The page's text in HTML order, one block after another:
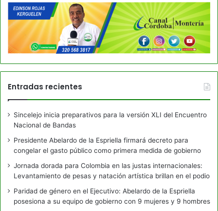
Entradas recientes
Sincelejo inicia preparativos para la versión XLI del Encuentro
Nacional de Bandas
Presidente Abelardo de la Espriella firmará decreto para
congelar el gasto público como primera medida de gobierno
Jornada dorada para Colombia en las justas internacionales:
Levantamiento de pesas y natación artística brillan en el podio
Paridad de género en el Ejecutivo: Abelardo de la Espriella
posesiona a su equipo de gobierno con 9 mujeres y 9 hombres